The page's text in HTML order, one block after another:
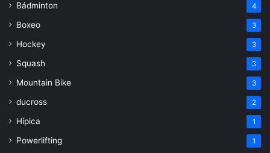
Bádminton 4
Boxeo 3
Hockey 3
Squash 3
Mountain Bike 3
ducross 2
Hípica 1
Powerlifting 1